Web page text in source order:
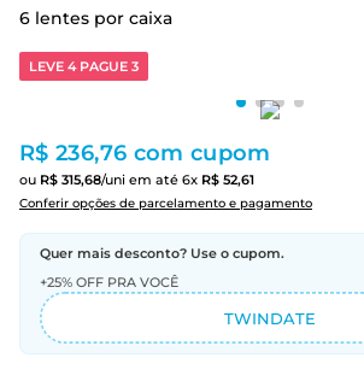
6 lentes por caixa
LEVE 4 PAGUE 3
R$ 236,76 com cupom
ou R$ 315,68/uni em até 6x R$ 52,61
Conferir opções de parcelamento e pagamento
Quer mais desconto? Use o cupom.
+25% OFF PRA VOCÊ
TWINDATE